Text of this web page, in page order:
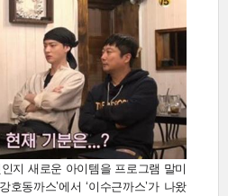
지 새로운 아이템을 프로그램 말미
호동까스’에서 ‘이수근까스’가 나왔